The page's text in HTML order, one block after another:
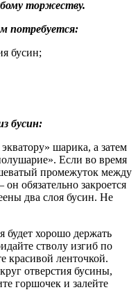
торжеству.
потребуется:
бусин;
бусин:
шарика, а затем
Если во время
промежуток между
обязательно закроется
два слоя бусин. Не
будет хорошо держать
стволу изгиб по
красивой ленточкой.
отверстия бусины,
горшочек и залейте